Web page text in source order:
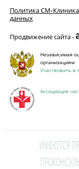
Политика
данных
Продвижение сайта -
Независимая
организациям
Участвовать в
Ассоциация
ИМЕЮТСЯ